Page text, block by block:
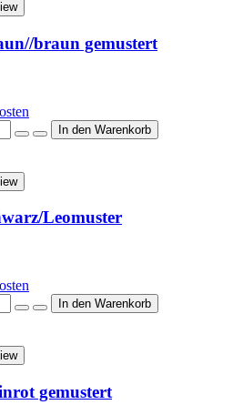
braun gemustert
Leomuster
gemustert